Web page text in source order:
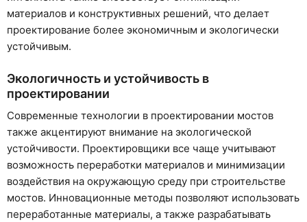
материалов и конструктивных решений, что делает
проектирование более экономичным и экологически
устойчивым.
Экологичность и устойчивость в
проектировании
Современные технологии в проектировании мостов
также акцентируют внимание на экологической
устойчивости. Проектировщики все чаще учитывают
возможность переработки материалов и минимизации
воздействия на окружающую среду при строительстве
мостов. Инновационные методы позволяют использовать
переработанные материалы, а также разрабатывать